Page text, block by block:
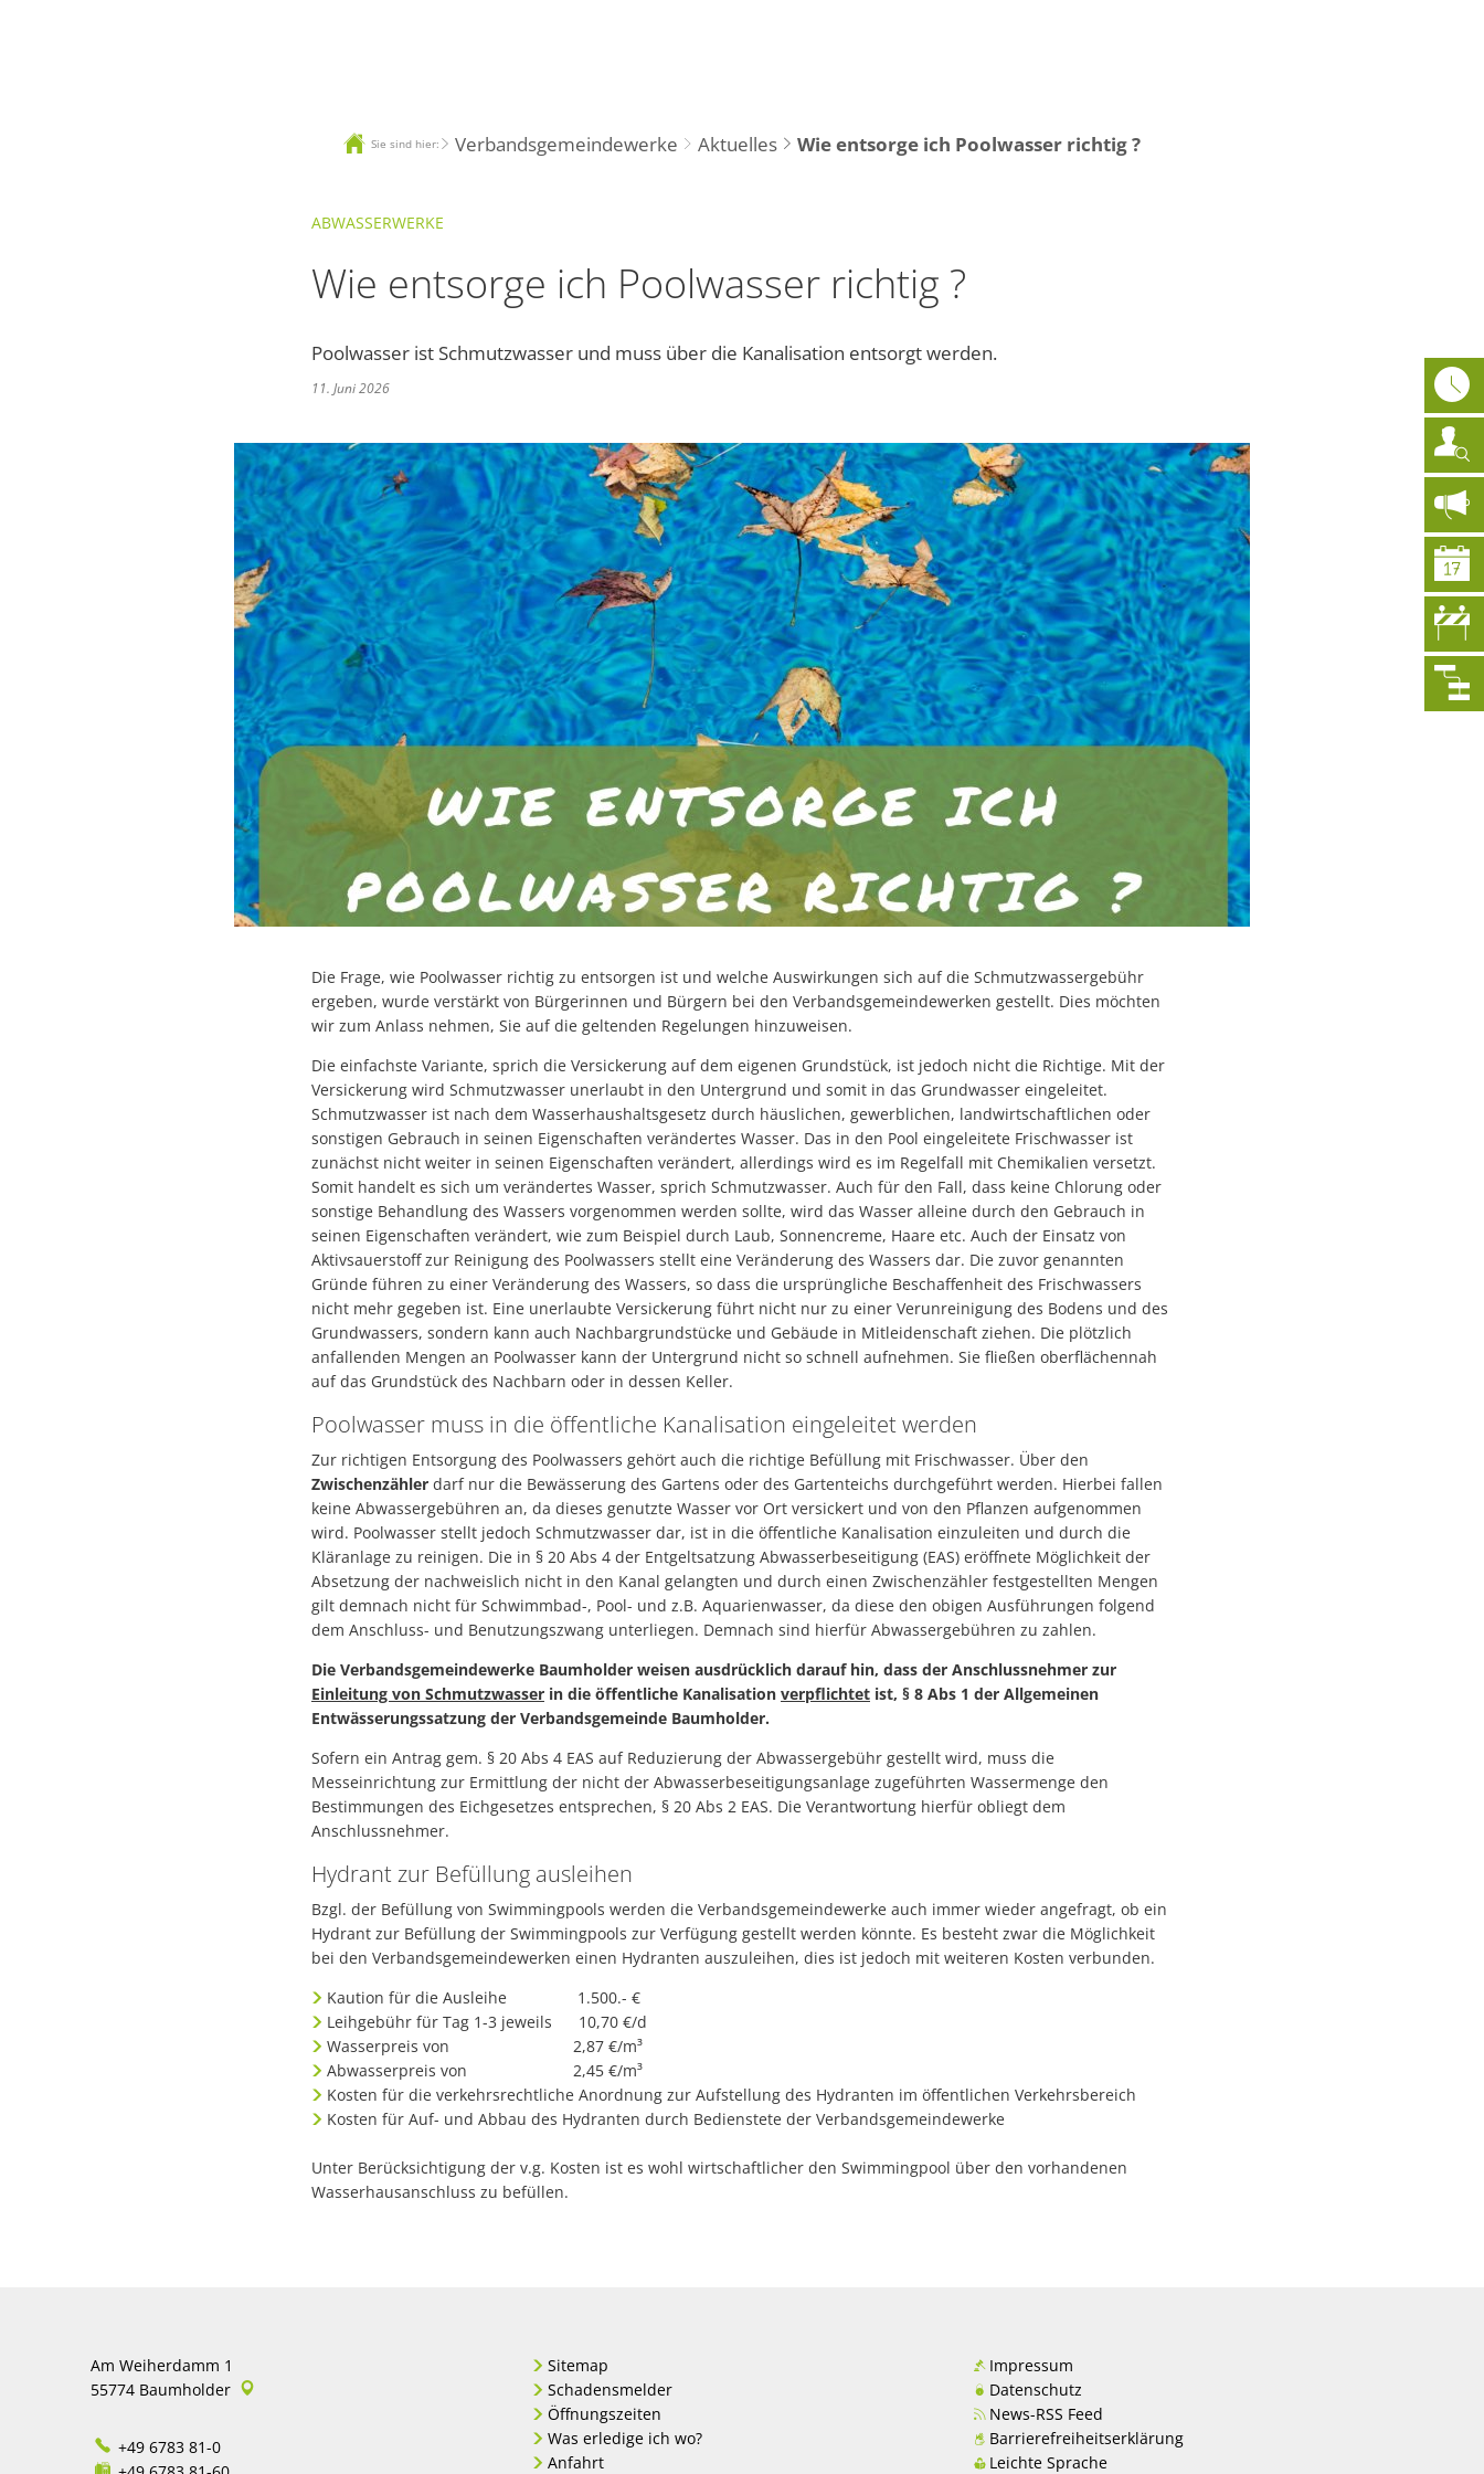
Sie sind hier: Verbandsgemeindewerke Aktuelles Wie entsorge ich Poolwasser richtig ?
ABWASSERWERKE
Wie entsorge ich Poolwasser richtig ?
Poolwasser ist Schmutzwasser und muss über die Kanalisation entsorgt werden.
11. Juni 2026
Die Frage, wie Poolwasser richtig zu entsorgen ist und welche Auswirkungen sich auf die Schmutzwassergebühr
ergeben, wurde verstärkt von Bürgerinnen und Bürgern bei den Verbandsgemeindewerken gestellt. Dies möchten
wir zum Anlass nehmen, Sie auf die geltenden Regelungen hinzuweisen.
Die einfachste Variante, sprich die Versickerung auf dem eigenen Grundstück, ist jedoch nicht die Richtige. Mit der
Versickerung wird Schmutzwasser unerlaubt in den Untergrund und somit in das Grundwasser eingeleitet.
Schmutzwasser ist nach dem Wasserhaushaltsgesetz durch häuslichen, gewerblichen, landwirtschaftlichen oder
sonstigen Gebrauch in seinen Eigenschaften verändertes Wasser. Das in den Pool eingeleitete Frischwasser ist
zunächst nicht weiter in seinen Eigenschaften verändert, allerdings wird es im Regelfall mit Chemikalien versetzt.
Somit handelt es sich um verändertes Wasser, sprich Schmutzwasser. Auch für den Fall, dass keine Chlorung oder
sonstige Behandlung des Wassers vorgenommen werden sollte, wird das Wasser alleine durch den Gebrauch in
seinen Eigenschaften verändert, wie zum Beispiel durch Laub, Sonnencreme, Haare etc. Auch der Einsatz von
Aktivsauerstoff zur Reinigung des Poolwassers stellt eine Veränderung des Wassers dar. Die zuvor genannten
Gründe führen zu einer Veränderung des Wassers, so dass die ursprüngliche Beschaffenheit des Frischwassers
nicht mehr gegeben ist. Eine unerlaubte Versickerung führt nicht nur zu einer Verunreinigung des Bodens und des
Grundwassers, sondern kann auch Nachbargrundstücke und Gebäude in Mitleidenschaft ziehen. Die plötzlich
anfallenden Mengen an Poolwasser kann der Untergrund nicht so schnell aufnehmen. Sie fließen oberflächennah
auf das Grundstück des Nachbarn oder in dessen Keller.
Poolwasser muss in die öffentliche Kanalisation eingeleitet werden
Zur richtigen Entsorgung des Poolwassers gehört auch die richtige Befüllung mit Frischwasser. Über den
Zwischenzähler darf nur die Bewässerung des Gartens oder des Gartenteichs durchgeführt werden. Hierbei fallen
keine Abwassergebühren an, da dieses genutzte Wasser vor Ort versickert und von den Pflanzen aufgenommen
wird. Poolwasser stellt jedoch Schmutzwasser dar, ist in die öffentliche Kanalisation einzuleiten und durch die
Kläranlage zu reinigen. Die in § 20 Abs 4 der Entgeltsatzung Abwasserbeseitigung (EAS) eröffnete Möglichkeit der
Absetzung der nachweislich nicht in den Kanal gelangten und durch einen Zwischenzähler festgestellten Mengen
gilt demnach nicht für Schwimmbad-, Pool- und z.B. Aquarienwasser, da diese den obigen Ausführungen folgend
dem Anschluss- und Benutzungszwang unterliegen. Demnach sind hierfür Abwassergebühren zu zahlen.
Die Verbandsgemeindewerke Baumholder weisen ausdrücklich darauf hin, dass der Anschlussnehmer zur
Einleitung von Schmutzwasser in die öffentliche Kanalisation verpflichtet ist, § 8 Abs 1 der Allgemeinen
Entwässerungssatzung der Verbandsgemeinde Baumholder.
Sofern ein Antrag gem. § 20 Abs 4 EAS auf Reduzierung der Abwassergebühr gestellt wird, muss die
Messeinrichtung zur Ermittlung der nicht der Abwasserbeseitigungsanlage zugeführten Wassermenge den
Bestimmungen des Eichgesetzes entsprechen, § 20 Abs 2 EAS. Die Verantwortung hierfür obliegt dem
Anschlussnehmer.
Hydrant zur Befüllung ausleihen
Bzgl. der Befüllung von Swimmingpools werden die Verbandsgemeindewerke auch immer wieder angefragt, ob ein
Hydrant zur Befüllung der Swimmingpools zur Verfügung gestellt werden könnte. Es besteht zwar die Möglichkeit
bei den Verbandsgemeindewerken einen Hydranten auszuleihen, dies ist jedoch mit weiteren Kosten verbunden.
Kaution für die Ausleihe 1.500.- €
Leihgebühr für Tag 1-3 jeweils 10,70 €/d
Wasserpreis von 2,87 €/m³
Abwasserpreis von 2,45 €/m³
Kosten für die verkehrsrechtliche Anordnung zur Aufstellung des Hydranten im öffentlichen Verkehrsbereich
Kosten für Auf- und Abbau des Hydranten durch Bedienstete der Verbandsgemeindewerke
Unter Berücksichtigung der v.g. Kosten ist es wohl wirtschaftlicher den Swimmingpool über den vorhandenen
Wasserhausanschluss zu befüllen.
Am Weiherdamm 1
55774 Baumholder
+49 6783 81-0
Sitemap
Schadensmelder
Öffnungszeiten
Was erledige ich wo?
Anfahrt
Impressum
Datenschutz
News-RSS Feed
Barrierefreiheitserklärung
Leichte Sprache